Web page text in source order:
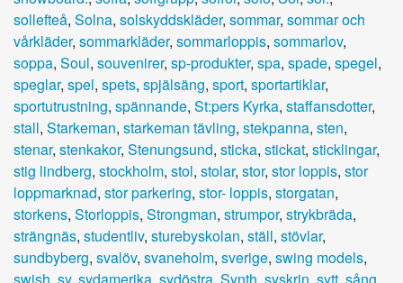
sollefteå, Solna, solskyddskläder, sommar, sommar och
vårkläder, sommarkläder, sommarloppis, sommarlov,
soppa, Soul, souvenirer, sp-produkter, spa, spade, spegel,
speglar, spel, spets, spjälsäng, sport, sportartiklar,
sportutrustning, spännande, St:pers Kyrka, staffansdotter,
stall, Starkeman, starkeman tävling, stekpanna, sten,
stenar, stenkakor, Stenungsund, sticka, stickat, sticklingar,
stig lindberg, stockholm, stol, stolar, stor, stor loppis, stor
loppmarknad, stor parkering, stor- loppis, storgatan,
storkens, Storloppis, Strongman, strumpor, strykbräda,
strängnäs, studentliv, sturebyskolan, ställ, stövlar,
sundbyberg, svalöv, svaneholm, sverige, swing models,